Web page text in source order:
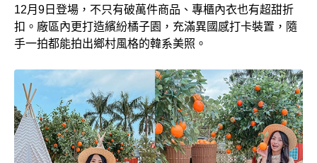
12月 9 日登場，不只有破萬件商品、專櫃內衣也有超甜折
扣。廠區內更打造繽紛橘子園，充滿異國感打卡裝置，隨
手一拍都能拍出鄉村風格的韓系美照。